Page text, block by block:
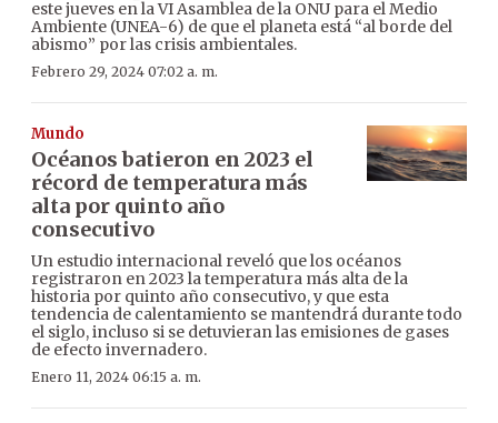
este jueves en la VI Asamblea de la ONU para el Medio
Ambiente (UNEA-6) de que el planeta está “al borde del
abismo” por las crisis ambientales.
Febrero 29, 2024 07:02 a. m.
Mundo
Océanos batieron en 2023 el
récord de temperatura más
alta por quinto año
consecutivo
Un estudio internacional reveló que los océanos
registraron en 2023 la temperatura más alta de la
historia por quinto año consecutivo, y que esta
tendencia de calentamiento se mantendrá durante todo
el siglo, incluso si se detuvieran las emisiones de gases
de efecto invernadero.
Enero 11, 2024 06:15 a. m.